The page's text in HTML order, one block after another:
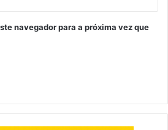
navegador para a próxima vez que